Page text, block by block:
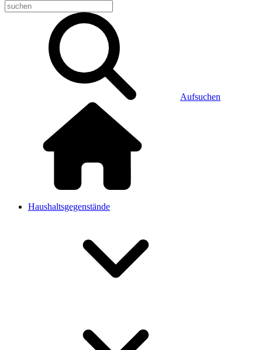
Aufsuchen
Haushaltsgegenstände